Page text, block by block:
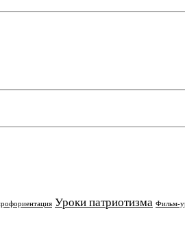
Уроки патриотизма Фильм-